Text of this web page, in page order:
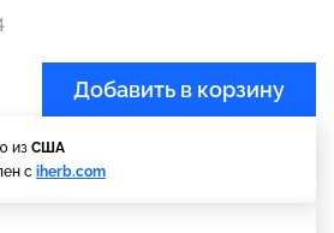
Добавить в корзину
из США
с iherb.com